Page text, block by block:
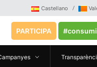
Castellano
PARTICIPA